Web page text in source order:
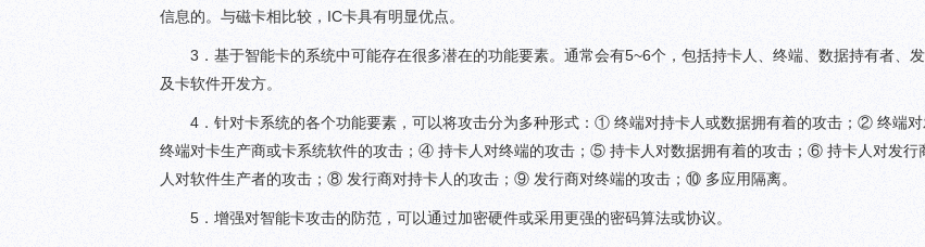
信息的。与磁卡相比较，IC卡具有明显优点。
3．基于智能卡的系统中可能存在很多潜在的功能要素。通常会有5~6个，包括持卡人、终端、数据持有者、
及卡软件开发方。
4．针对卡系统的各个功能要素，可以将攻击分为多种形式：① 终端对持卡人或数据拥有着的攻击；② 终端
终端对卡生产商或卡系统软件的攻击；④ 持卡人对终端的攻击；⑤ 持卡人对数据拥有着的攻击；⑥ 持卡人对发
人对软件生产者的攻击；⑧ 发行商对持卡人的攻击；⑨ 发行商对终端的攻击；⑩ 多应用隔离。
5．增强对智能卡攻击的防范，可以通过加密硬件或采用更强的密码算法或协议。